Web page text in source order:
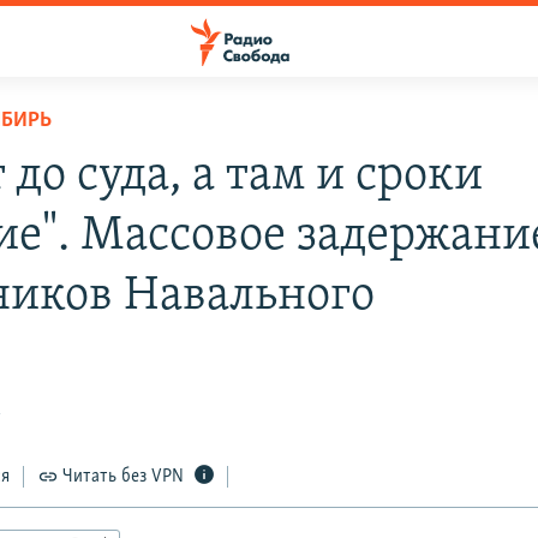
до суда, а там и сроки
Массовое
Навального
Читать без VPN